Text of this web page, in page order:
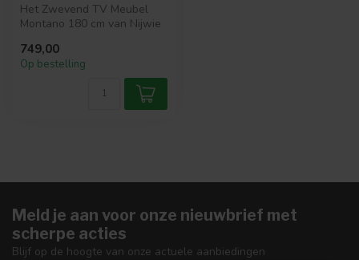
Het Zwevend TV Meubel
Montano 180 cm van Nijwie
hangend t...
749,00
Op bestelling
Meld je aan voor onze nieuwbrief met
scherpe acties
Blijf op de hoogte van onze actuele aanbiedingen